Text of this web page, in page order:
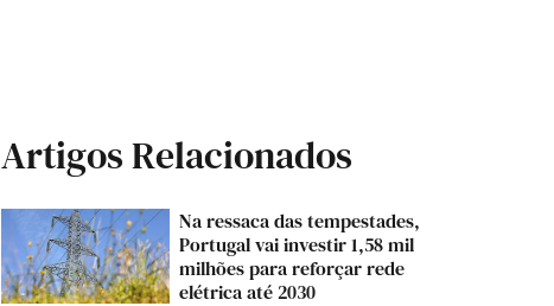
Artigos Relacionados
Na ressaca das tempestades,
Portugal vai investir 1,58 mil
milhões para reforçar rede
elétrica até 2030